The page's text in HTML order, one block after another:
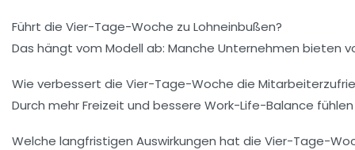
Führt die Vier-Tage-Woche zu Lohneinbußen?
Das hängt vom Modell ab: Manche Unternehmen bieten
Wie verbessert die Vier-Tage-Woche die
Durch mehr Freizeit und bessere Work-Life-Balance
Welche langfristigen Auswirkungen hat die Vier-Tage-